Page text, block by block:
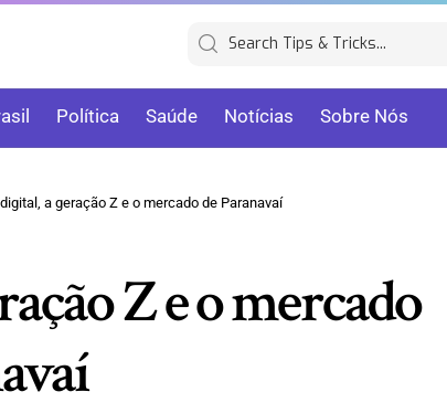
Política Saúde Notícias Sobre Nós
a geração Z e o mercado de Paranavaí
Z e o mercado